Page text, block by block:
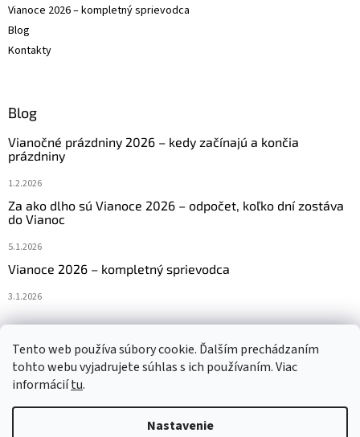
Tento web používa súbory cookie. Ďalším prechádzaním
tohto webu vyjadrujete súhlas s ich používaním. Viac
informáciítu.
Nastavenie
Vianoce 2026 – kompletný sprievodca
Blog
Kontakty
Blog
Vianočné prázdniny 2026 – kedy začínajú a končia
prázdniny
1.2.2026
Za ako dlho sú Vianoce 2026 – odpočet, koľko dní zostáva
do Vianoc
5.1.2026
Vianoce 2026 – kompletný sprievodca
3.1.2026
Navštívte aj náš český e-shop www.vanocniretezy.cz
Vytvoril Shoptet